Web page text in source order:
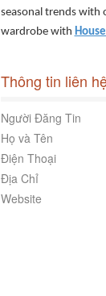
seasonal trends with
wardrobe with
Thông tin liên
Người Đăng Tin
Họ và Tên
Điện Thoại
Địa Chỉ
Website